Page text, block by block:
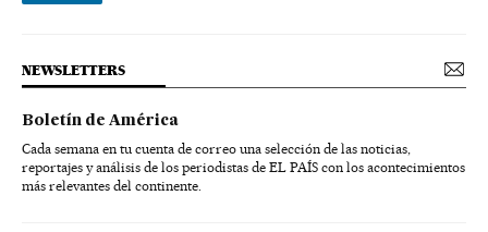
NEWSLETTERS
Boletín de América
Cada semana en tu cuenta de correo una selección de las noticias,
reportajes y análisis de los periodistas de EL PAÍS con los acontecimientos
más relevantes del continente.